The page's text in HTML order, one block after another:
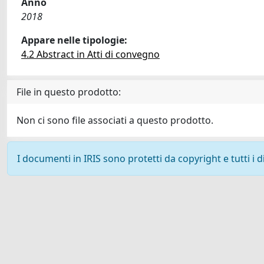
2018
Appare nelle tipologie:
4.2 Abstract in Atti di convegno
File in questo prodotto:
Non ci sono file associati a questo prodotto.
I documenti in IRIS sono protetti da copyright e tutti i